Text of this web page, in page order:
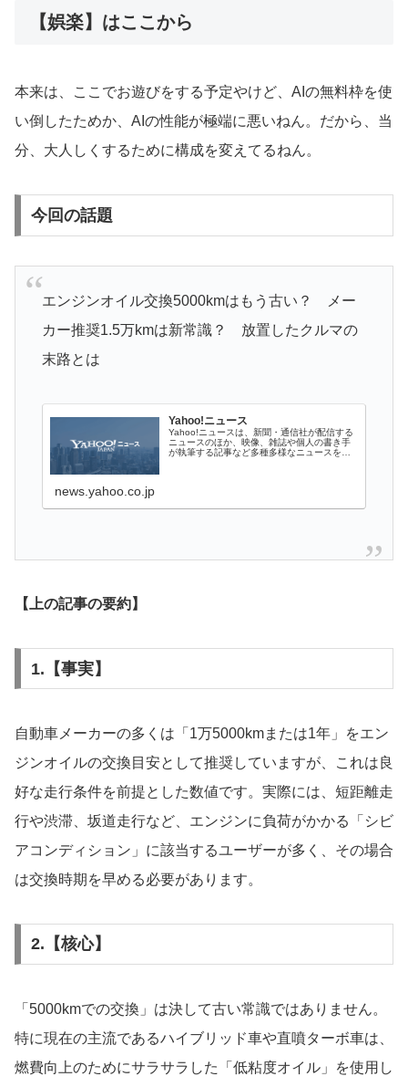
【娯楽】はここから
本来は、ここでお遊びをする予定やけど、AIの無料枠を使
い倒したためか、AIの性能が極端に悪いねん。だから、当
分、大人しくするために構成を変えてるねん。
今回の話題
エンジンオイル交換5000kmはもう古い？ メー
カー推奨1.5万kmは新常識？ 放置したクルマの
末路とは
Yahoo!ニュース
Yahoo!ニュースは、新聞・通信社が配信する
ニュースのほか、映像、雑誌や個人の書き手
が執筆する記事など多種多様なニュースを掲
news.yahoo.co.jp
【上の記事の要約】
1.【事実】
自動車メーカーの多くは「1万5000kmまたは1年」をエン
ジンオイルの交換目安として推奨していますが、これは良
好な走行条件を前提とした数値です。実際には、短距離走
行や渋滞、坂道走行など、エンジンに負荷がかかる「シビ
アコンディション」に該当するユーザーが多く、その場合
は交換時期を早める必要があります。
2.【核心】
「5000kmでの交換」は決して古い常識ではありません。
特に現在の主流であるハイブリッド車や直噴ターボ車は、
燃費向上のためにサラサラした「低粘度オイル」を使用し